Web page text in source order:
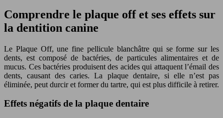
Comprendre le plaque off et ses effets sur
la dentition canine
Le Plaque Off, une fine pellicule blanchâtre qui se forme sur les
dents, est composé de bactéries, de particules alimentaires et de
mucus. Ces bactéries produisent des acides qui attaquent l’émail des
dents, causant des caries. La plaque dentaire, si elle n’est pas
éliminée, peut durcir et former du tartre, qui est plus difficile à retirer.
Effets négatifs de la plaque dentaire